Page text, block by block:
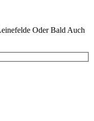
Oder Bald Auch